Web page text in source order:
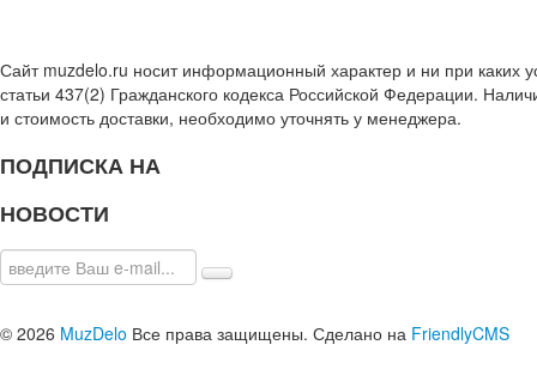
Сайт muzdelo.ru носит информационный характер и ни при
статьи 437(2) Гражданского кодекса Российской Федерации.
и стоимость доставки, необходимо уточнять у менеджера.
ПОДПИСКА НА
НОВОСТИ
© 2026 MuzDelo Все права защищены. Сделано на FriendlyCMS